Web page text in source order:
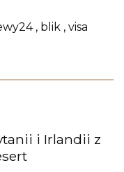
, blik , visa
i Irlandii z